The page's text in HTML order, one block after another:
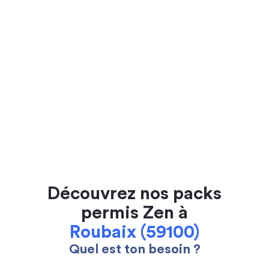
Découvrez nos packs
permis Zen à
Roubaix (59100)
Quel est ton besoin ?